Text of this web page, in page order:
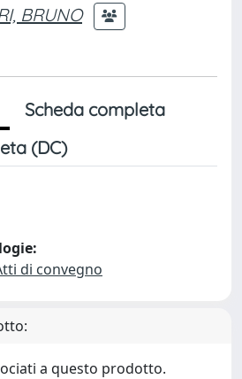
BRUNO
Scheda completa
(DC)
di convegno
a questo prodotto.